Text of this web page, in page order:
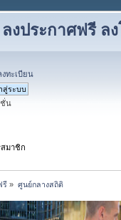
งประกาศฟรี
งทะเบียน
ชั่น
มาชิก
รี » ศูนย์กลางสถิติ